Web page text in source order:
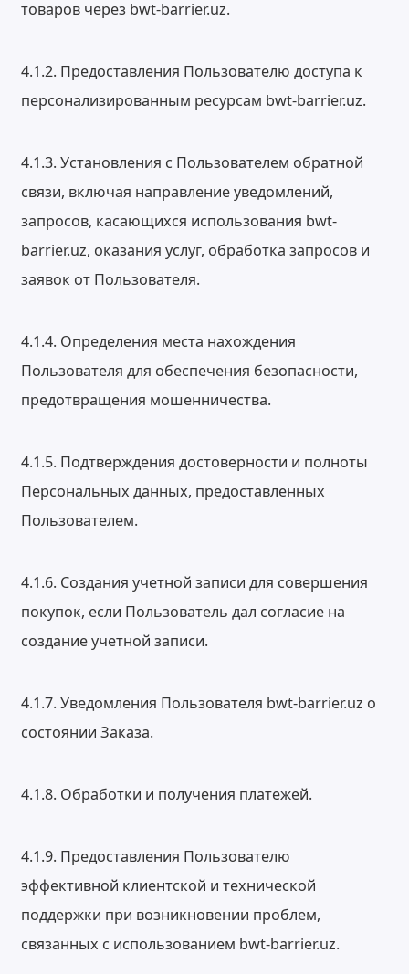
товаров через bwt-barrier.uz.
4.1.2. Предоставления Пользователю доступа к
персонализированным ресурсам bwt-barrier.uz.
4.1.3. Установления с Пользователем обратной
связи, включая направление уведомлений,
запросов, касающихся использования bwt-
barrier.uz, оказания услуг, обработка запросов и
заявок от Пользователя.
4.1.4. Определения места нахождения
Пользователя для обеспечения безопасности,
предотвращения мошенничества.
4.1.5. Подтверждения достоверности и полноты
Персональных данных, предоставленных
Пользователем.
4.1.6. Создания учетной записи для совершения
покупок, если Пользователь дал согласие на
создание учетной записи.
4.1.7. Уведомления Пользователя bwt-barrier.uz о
состоянии Заказа.
4.1.8. Обработки и получения платежей.
4.1.9. Предоставления Пользователю
эффективной клиентской и технической
поддержки при возникновении проблем,
связанных с использованием bwt-barrier.uz.